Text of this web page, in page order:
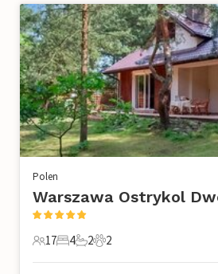
Polen
Warszawa Ostrykol
17 Gäste
17
4 Schlafzimmer
4
2 Badezimmer
2
2 Haustiere
2